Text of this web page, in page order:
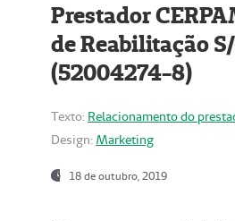
Prestador
de Reabilitação
(52004274-8)
Texto: Relacionamento do
Design: Marketing
18 de outubro, 2019